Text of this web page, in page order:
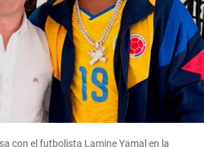
con el futbolista Lamine Yamal en la